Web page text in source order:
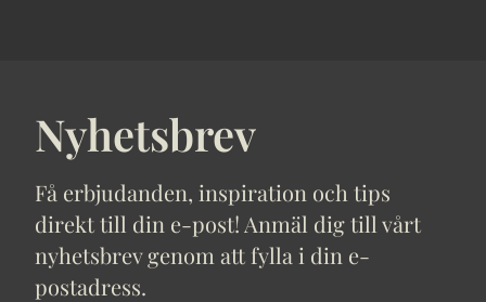
Nyhetsbrev
Få erbjudanden, inspiration och tips
direkt till din e-post! Anmäl dig till vårt
nyhetsbrev genom att fylla i din e-
postadress.